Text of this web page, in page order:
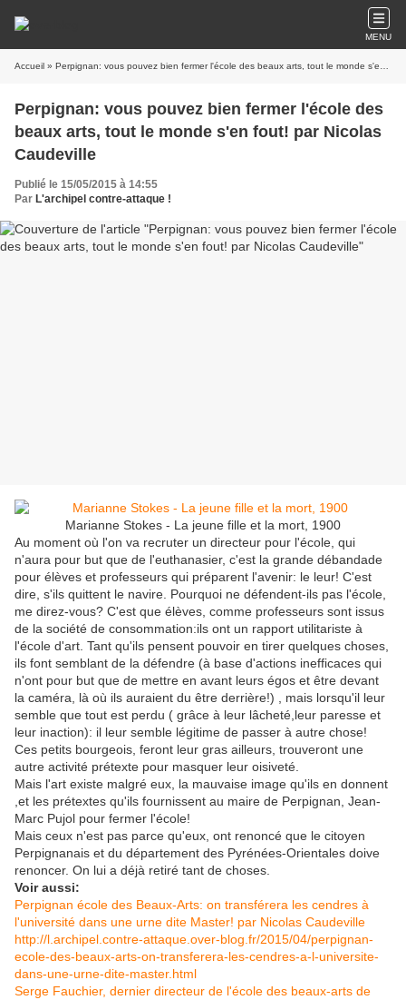
MENU
Accueil » Perpignan: vous pouvez bien fermer l'école des beaux arts, tout le monde s'en fout! par Nicolas Caudeville
Perpignan: vous pouvez bien fermer l'école des
beaux arts, tout le monde s'en fout! par Nicolas
Caudeville
Publié le 15/05/2015 à 14:55
Par L'archipel contre-attaque !
Marianne Stokes - La jeune fille et la mort, 1900
Au moment où l'on va recruter un directeur pour l'école, qui
n'aura pour but que de l'euthanasier, c'est la grande débandade
pour élèves et professeurs qui préparent l'avenir: le leur! C'est
dire, s'ils quittent le navire. Pourquoi ne défendent-ils pas l'école,
me direz-vous? C'est que élèves, comme professeurs sont issus
de la société de consommation:ils ont un rapport utilitariste à
l'école d'art. Tant qu'ils pensent pouvoir en tirer quelques choses,
ils font semblant de la défendre (à base d'actions inefficaces qui
n'ont pour but que de mettre en avant leurs égos et être devant
la caméra, là où ils auraient du être derrière!) , mais lorsqu'il leur
semble que tout est perdu ( grâce à leur lâcheté,leur paresse et
leur inaction): il leur semble légitime de passer à autre chose!
Ces petits bourgeois, feront leur gras ailleurs, trouveront une
autre activité prétexte pour masquer leur oisiveté.
Mais l'art existe malgré eux, la mauvaise image qu'ils en donnent
,et les prétextes qu'ils fournissent au maire de Perpignan, Jean-
Marc Pujol pour fermer l'école!
Mais ceux n'est pas parce qu'eux, ont renoncé que le citoyen
Perpignanais et du département des Pyrénées-Orientales doive
renoncer. On lui a déjà retiré tant de choses.
Voir aussi:
Perpignan école des Beaux-Arts: on transférera les cendres à
l'université dans une urne dite Master! par Nicolas Caudeville
http://l.archipel.contre-attaque.over-blog.fr/2015/04/perpignan-
ecole-des-beaux-arts-on-transferera-les-cendres-a-l-universite-
dans-une-urne-dite-master.html
Serge Fauchier, dernier directeur de l'école des beaux-arts de